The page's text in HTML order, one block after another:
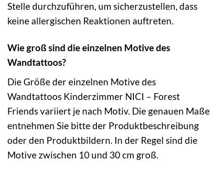
Stelle durchzuführen, um sicherzustellen, dass
keine allergischen Reaktionen auftreten.
Wie groß sind die einzelnen Motive des
Wandtattoos?
Die Größe der einzelnen Motive des
Wandtattoos Kinderzimmer NICI – Forest
Friends variiert je nach Motiv. Die genauen Maße
entnehmen Sie bitte der Produktbeschreibung
oder den Produktbildern. In der Regel sind die
Motive zwischen 10 und 30 cm groß.